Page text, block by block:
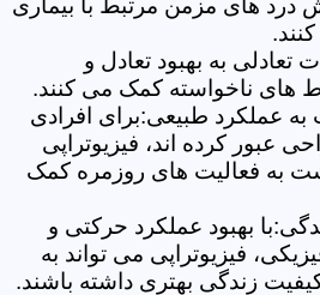
تعادلی به بهبود تعادل و
های ناخواسته کمک می کنند.
عملکرد طبیعی:برای افرادی
عبور کرده اند، فیزیوتراپی
به فعالیت های روزمره کمک
بهبود عملکرد حرکتی و
فیزیوتراپی می تواند به
زندگی بهتری داشته باشند.